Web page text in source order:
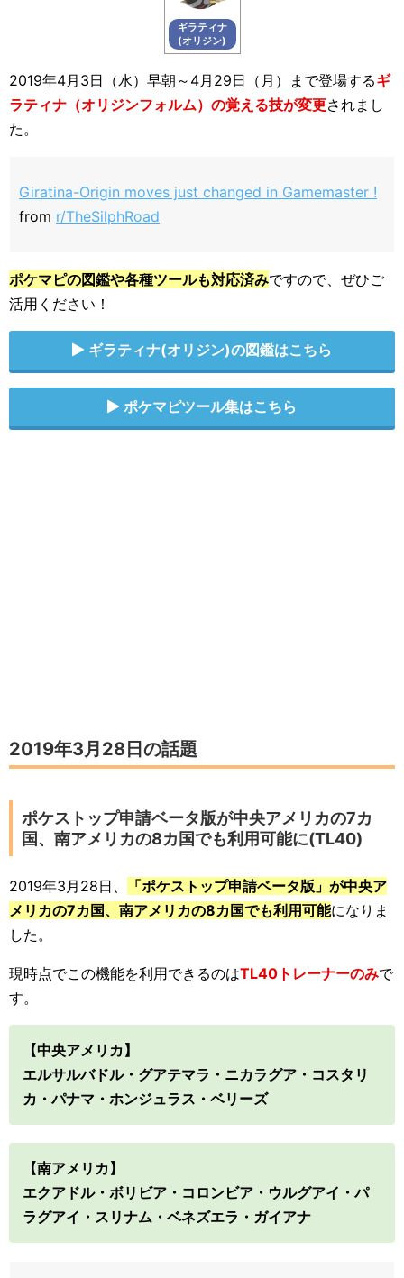
ギラティナ
(オリジン)
2019年4月3日（水）早朝～4月29日（月）まで登場するギ
ラティナ（オリジンフォルム）の覚える技が変更されまし
た。
Giratina-Origin moves just changed in Gamemaster !
from r/TheSilphRoad
ポケマピの図鑑や各種ツールも対応済みですので、ぜひご
活用ください！
ギラティナ(オリジン)の図鑑はこちら
ポケマピツール集はこちら
2019年3月28日の話題
ポケストップ申請ベータ版が中央アメリカの7カ
国、南アメリカの8カ国でも利用可能に(TL40)
2019年3月28日、
「ポケストップ申請ベータ版」が中央ア
メリカの7カ国、南アメリカの8カ国でも利用可能になりま
した。
現時点でこの機能を利用できるのはTL40トレーナーのみで
す。
【中央アメリカ】
エルサルバドル・グアテマラ・ニカラグア・コスタリ
カ・パナマ・ホンジュラス・ベリーズ
【南アメリカ】
エクアドル・ボリビア・コロンビア・ウルグアイ・パ
ラグアイ・スリナム・ベネズエラ・ガイアナ